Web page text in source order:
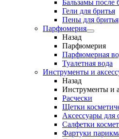
Бальзамы после
Гели для бритья
Пены для бритья
Парфюмерия
Назад
Парфюмерия
Парфюмерная
Туалетная вода
Инструменты и
Назад
Инструменты и
Расчески
Щетки
Аксессуары для
Салфетки
Фартуки